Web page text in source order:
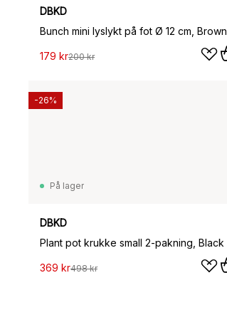
DBKD
Bunch mini lyslykt på fot Ø 12 cm, Brown
179 kr200 kr
På lager
DBKD
Plant pot krukke small 2-pakning, Black
369 kr498 kr
-26%